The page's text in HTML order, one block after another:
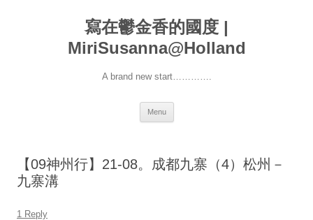
寫在鬱金香的國度 |
MiriSusanna@Holland
A brand new start………….
Menu
【09神州行】21-08。成都九寨（4）松州－
九寨溝
1 Reply